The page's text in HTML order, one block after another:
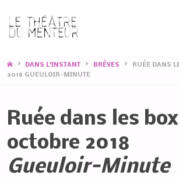
HOMEDANS L'INSTANT BRÈVES
RUÉE DANS
2018 GUEULOIR-MINUTE
Ruée dans les
octobre 2018
Gueuloir-Minute